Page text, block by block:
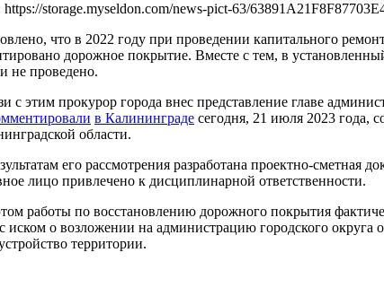
storage.myseldon.com/news-pict-63/
что в 2022 году при проведении капитального
дорожное покрытие. Вместе с тем, в
не проведено.
с этим прокурор города внес представление главе
в Калининграде сегодня, 21 июля 2023 года,
области.
его рассмотрения разработана проектно-сметная
лицо привлечено к дисциплинарной ответственности.
работы по восстановлению дорожного покрытия
иском о возложении на администрацию городского
территории.